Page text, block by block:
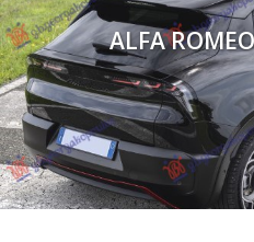
ALFA